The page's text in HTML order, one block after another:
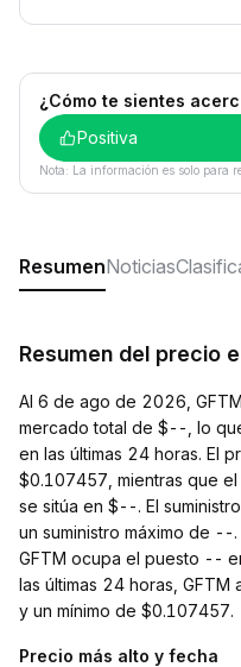
¿Cómo te sientes
Positiva
Nota: La información es solo para
ResumenNoticias
Resumen del precio
Al 6 de ago de 2026,
mercado total de $--, lo
en las últimas 24 horas. El
$0.107457, mientras que
se sitúa en $--. El
un suministro máximo de --
GFTM ocupa el puesto --
las últimas 24 horas,
y un mínimo de $0.107457.
Precio más alto y fecha